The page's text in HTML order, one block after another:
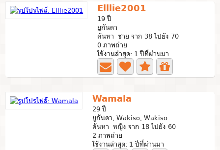
Elllie2001
19 ปี
ยูกันดา
ค้นหา ชาย จาก 38 ไปยัง 70
0 ภาพถ่าย
ใช้งานล่าสุด: 1 ปีที่ผ่านมา
Wamala
29 ปี
ยูกันดา, Wakiso, Wakiso
ค้นหา หญิง จาก 18 ไปยัง 60
2 ภาพถ่าย
ใช้งานล่าสุด: 1 ปีที่ผ่านมา